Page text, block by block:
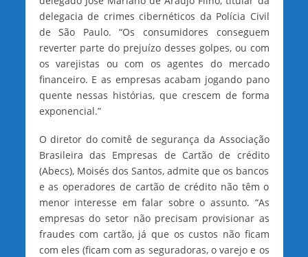
delegacia de crimes cibernéticos da Polícia Civil
de São Paulo. “Os consumidores conseguem
reverter parte do prejuízo desses golpes, ou com
os varejistas ou com os agentes do mercado
financeiro. E as empresas acabam jogando pano
quente nessas histórias, que crescem de forma
exponencial.”
O diretor do comitê de segurança da Associação
Brasileira das Empresas de Cartão de crédito
(Abecs), Moisés dos Santos, admite que os bancos
e as operadores de cartão de crédito não têm o
menor interesse em falar sobre o assunto. “As
empresas do setor não precisam provisionar as
fraudes com cartão, já que os custos não ficam
com eles (ficam com as seguradoras, o varejo e os